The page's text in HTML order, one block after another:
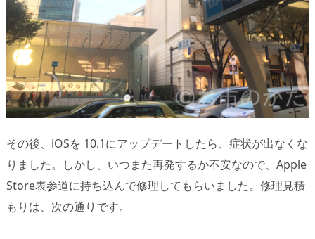
その後、iOSを 10.1にアップデートしたら、症状が出なくな
りました。しかし、いつまた再発するか不安なので、Apple
Store表参道に持ち込んで修理してもらいました。修理見積
もりは、次の通りです。